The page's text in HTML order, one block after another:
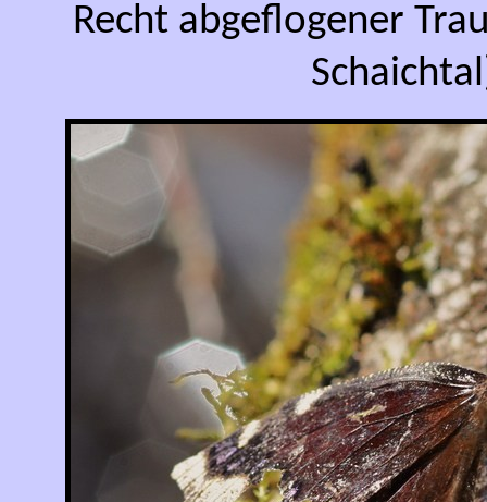
Recht abgeflogener